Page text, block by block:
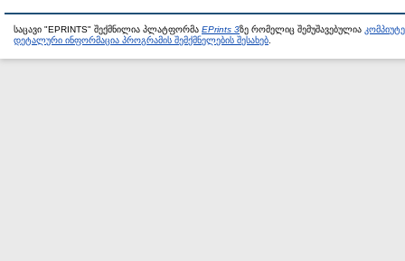
საცავი "EPRINTS" შექმნილია პლატფორმა EPrints 3ზე რომელიც შემუშავებულია
დეტალური ინფორმაცია პროგრამის შემქმნელების შესახებ.